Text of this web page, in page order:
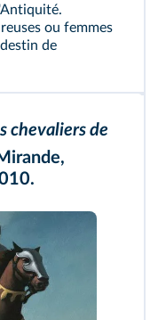
ou femmes
de
chevaliers de